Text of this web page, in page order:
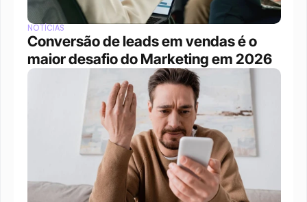
NOTÍCIAS
Conversão de leads em vendas é o
maior desafio do Marketing em 2026